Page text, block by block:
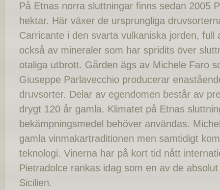
På Etnas norra sluttningar finns sedan 2005
hektar. Här växer de ursprungliga
Carricante i den svarta vulkaniska jorden, full
också av mineraler som har spridits över
otaliga utbrott. Gården ägs av Michele Faro
Giuseppe Parlavecchio producerar
druvsorter. Delar av egendomen består av
drygt 120 år gamla. Klimatet på Etnas
bekämpningsmedel behöver användas.
gamla vinmakartraditionen men samtidigt
teknologi. Vinerna har på kort tid nått
Pietradolce rankas idag som en av de
Sicilien.